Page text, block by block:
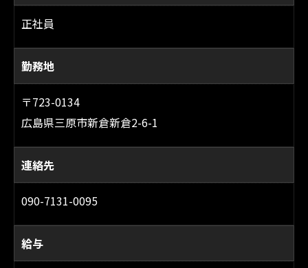
正社員
勤務地
〒723-0134
広島県三原市新倉新倉2-6-1
連絡先
090-7131-0095
給与